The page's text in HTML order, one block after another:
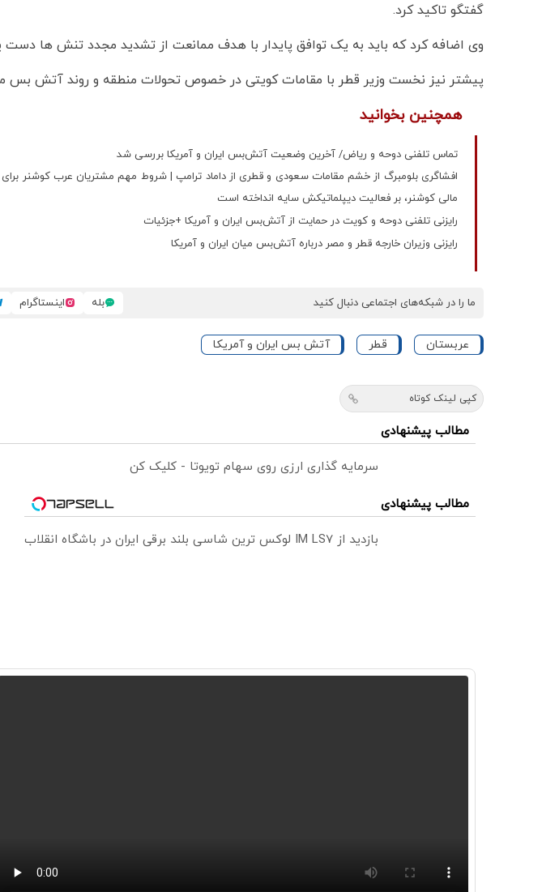
گفتگو تاکید کرد.
وی اضافه کرد که باید به یک توافق پایدار با هدف ممانعت از تشدید مجدد تنش ها دست
پیشتر نیز نخست وزیر قطر با مقامات کویتی در خصوص تحولات منطقه و روند آتش بس
همچنین بخوانید
تماس تلفنی دوحه و ریاض/ آخرین وضعیت آتش‌بس ایران و آمریکا بررسی شد
افشاگری بلومبرگ از خشم مقامات سعودی و قطری از داماد ترامپ | شروط مهم مشتریان عرب کوشنر
مالی کوشنر، بر فعالیت دیپلماتیکش سایه انداخته است
رایزنی تلفنی دوحه و کویت در حمایت از آتش‌بس ایران و آمریکا +جزئیات
رایزنی وزیران خارجه قطر و مصر درباره آتش‌بس میان ایران و آمریکا
ما را در شبکه‌های اجتماعی دنبال کنید بله اینستاگرام
عربستان قطر آتش بس ایران و آمریکا
کپی لینک کوتاه
مطالب پیشنهادی
سرمایه گذاری ارزی روی سهام تویوتا - کلیک کن
مطالب پیشنهادی
بازدید از IM LS7 لوکس ترین شاسی بلند برقی ایران در باشگاه انقلاب